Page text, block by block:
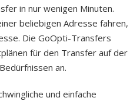
in nur wenigen Minuten.
beliebigen Adresse fahren,
Die GoOpti-Transfers
für den Transfer auf der
an.
und einfache